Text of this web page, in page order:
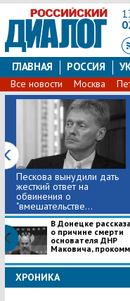
ГЛАВНАЯ РОССИЯ
Все новости Москва
Пескова вынудили дать
жесткий ответ на
обвинения о
"вмешательстве...
В Донецке
о причине смерти
основателя ДНР
Маковича,
ХРОНИКА